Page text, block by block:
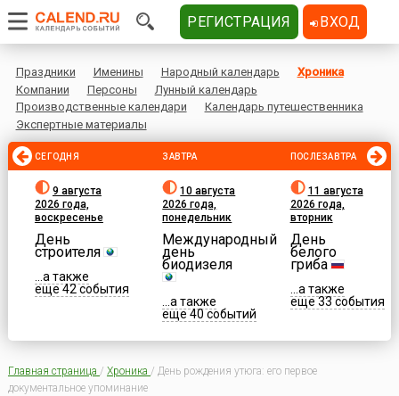
Праздники Именины Народный календарь
Хроника
Компании
Персоны
Лунный календарь
Производственные календари
Календарь путешественника
Экспертные материалы
СЕГОДНЯ
9 августа
2026 года,
воскресенье
День
строителя
...а также
еще 42 события
ЗАВТРА
10 августа
2026 года,
понедельник
Международный
день
биодизеля
...а также
еще 40 событий
ПОСЛЕЗАВТРА
11 августа
2026 года,
вторник
День
белого
гриба
...а также
еще 33 события
Главная страница / Хроника / День рождения утюга: его первое
документальное упоминание
РЕГИСТРАЦИЯ ВХОД